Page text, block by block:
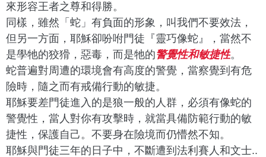
來形容王者之尊和得勝。
同樣，雖然「蛇」有負面的形象，叫我們不要效法，
但另一方面， 耶穌卻吩咐門徒『靈巧像蛇』，當然不
是學牠的狡猾，惡毒， 而是牠的警覺性和敏捷性。
蛇普遍對周遭的環境會有高度的警覺，當察覺到有危
險時， 隨之而有戒備行動的敏捷。
耶穌要差門徒進入的是狼一般的人群，必須有像蛇的
警覺性， 當人對你有攻擊時，就當具備防範行動的敏
捷性，保護自己。 不要身在險境而仍懵然不知。
耶穌與門徒三年的日子中，不斷遭到法利賽人和文士..